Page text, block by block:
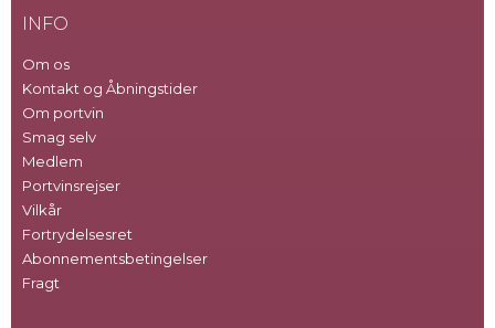
INFO
Om os
Kontakt og Åbningstider
Om portvin
Smag selv
Medlem
Portvinsrejser
Vilkår
Fortrydelsesret
Abonnementsbetingelser
Fragt